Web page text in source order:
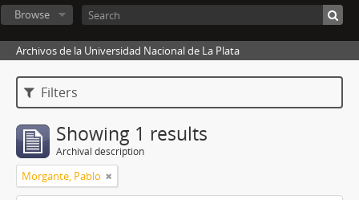
Browse
Archivos de la Universidad Nacional de La Plata
Filters
Showing 1 results
Archival description
Morgante, Pablo